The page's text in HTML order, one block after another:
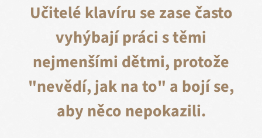
Učitelé klavíru se zase často
vyhýbají práci s těmi
nejmenšími dětmi, protože
"nevědí, jak na to" a bojí se,
aby něco nepokazili.